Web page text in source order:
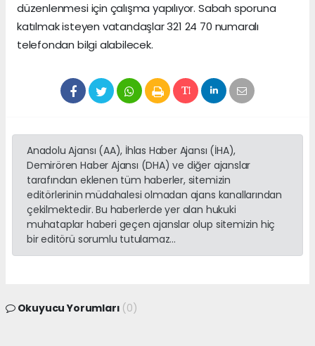
düzenlenmesi için çalışma yapılıyor. Sabah sporuna
katılmak isteyen vatandaşlar 321 24 70 numaralı
telefondan bilgi alabilecek.
Anadolu Ajansı (AA), İhlas Haber Ajansı (İHA),
Demirören Haber Ajansı (DHA) ve diğer ajanslar
tarafından eklenen tüm haberler, sitemizin
editörlerinin müdahalesi olmadan ajans kanallarından
çekilmektedir. Bu haberlerde yer alan hukuki
muhataplar haberi geçen ajanslar olup sitemizin hiç
bir editörü sorumlu tutulamaz...
Okuyucu Yorumları (0)